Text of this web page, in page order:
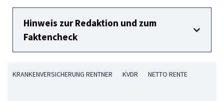
Hinweis zur Redaktion und zum
Faktencheck
KRANKENVERSICHERUNG RENTNER KVDR NETTO RENTE